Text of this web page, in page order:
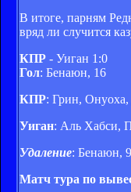
В итоге, парням
вряд ли случится
КПР - Уиган 1:0
Гол: Бенаюн, 16
КПР: Грин,
Уиган: Аль Хабси,
Удаление: Бенаюн,
Матч тура по